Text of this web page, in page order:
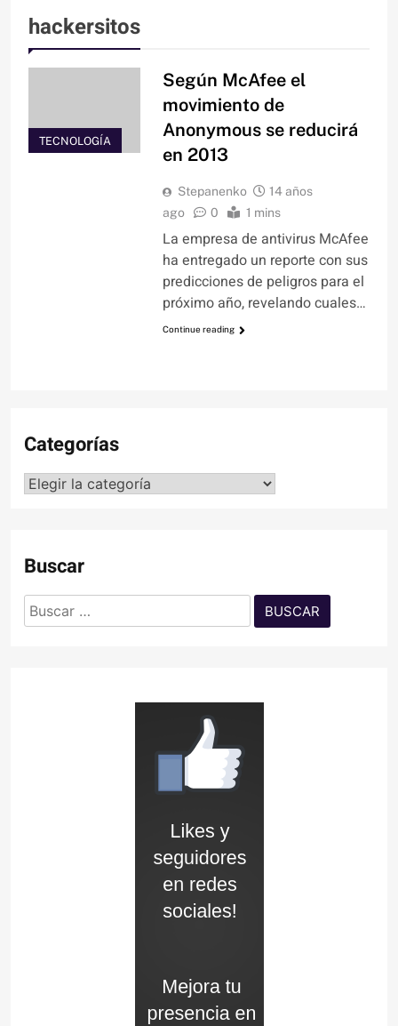
hackersitos
TECNOLOGÍA
Según McAfee el
movimiento de
Anonymous se reducirá
en 2013
Stepanenko
14 años
ago
0 1 mins
La empresa de antivirus McAfee
ha entregado un reporte con sus
predicciones de peligros para el
próximo año, revelando cuales…
Continue reading
Categorías
Categorías
Buscar
Buscar: